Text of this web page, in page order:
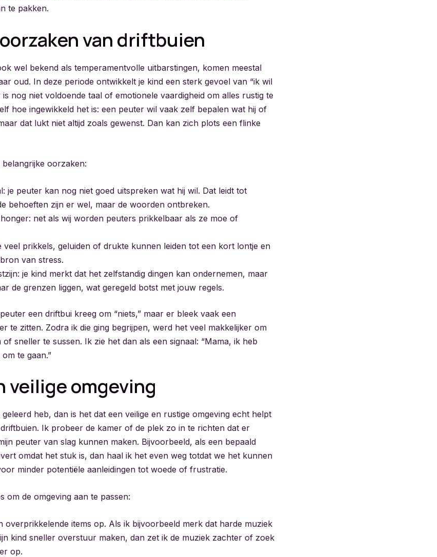
te pakken.
van driftbuien
wel bekend als temperamentvolle uitbarstingen, komen meestal
oud. In deze periode ontwikkelt je kind een sterk gevoel van “ik wil
nog niet voldoende taal of emotionele vaardigheid om alles rustig te
hoe ingewikkeld het is: een peuter wil vaak zelf bepalen wat hij of
dat lukt niet altijd zoals gewenst. Dan kan zich plots een flinke
oorzaken:
je peuter kan nog niet goed uitspreken wat hij wil. Dat leidt tot
behoeften zijn er wel, maar de woorden ontbreken.
net als wij worden peuters prikkelbaar als ze moe of
veel prikkels, geluiden of drukte kunnen leiden tot een kort lontje en
van stress.
je kind merkt dat het zelfstandig dingen kan ondernemen, maar
de grenzen liggen, wat geregeld botst met jouw regels.
een driftbui kreeg om “niets,” maar er bleek vaak een
te zitten. Zodra ik die ging begrijpen, werd het veel makkelijker om
sneller te sussen. Ik zie het dan als een signaal: “Mama, ik heb
te gaan.”
veilige omgeving
heb, dan is het dat een veilige en rustige omgeving echt helpt
Ik probeer de kamer of de plek zo in te richten dat er
peuter van slag kunnen maken. Bijvoorbeeld, als een bepaald
omdat het stuk is, dan haal ik het even weg totdat we het kunnen
minder potentiële aanleidingen tot woede of frustratie.
om de omgeving aan te passen:
overprikkelende items op. Als ik bijvoorbeeld merk dat harde muziek
kind sneller overstuur maken, dan zet ik de muziek zachter of zoek
op.